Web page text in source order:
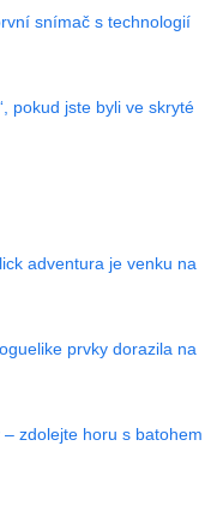
snímač s technologií
pokud jste byli ve skryté
adventura je venku na
prvky dorazila na
zdolejte horu s batohem